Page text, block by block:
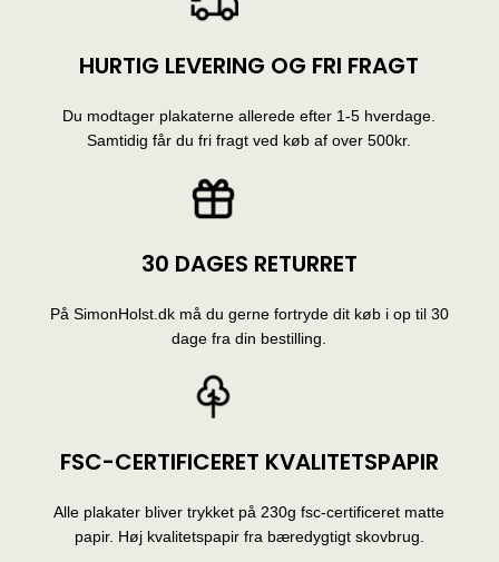
HURTIG LEVERING OG FRI FRAGT
Du modtager plakaterne allerede efter 1-5 hverdage.
Samtidig får du fri fragt ved køb af over 500kr.
30 DAGES RETURRET
På SimonHolst.dk må du gerne fortryde dit køb i op til 30
dage fra din bestilling.
FSC-CERTIFICERET KVALITETSPAPIR
Alle plakater bliver trykket på 230g fsc-certificeret matte
papir. Høj kvalitetspapir fra bæredygtigt skovbrug.